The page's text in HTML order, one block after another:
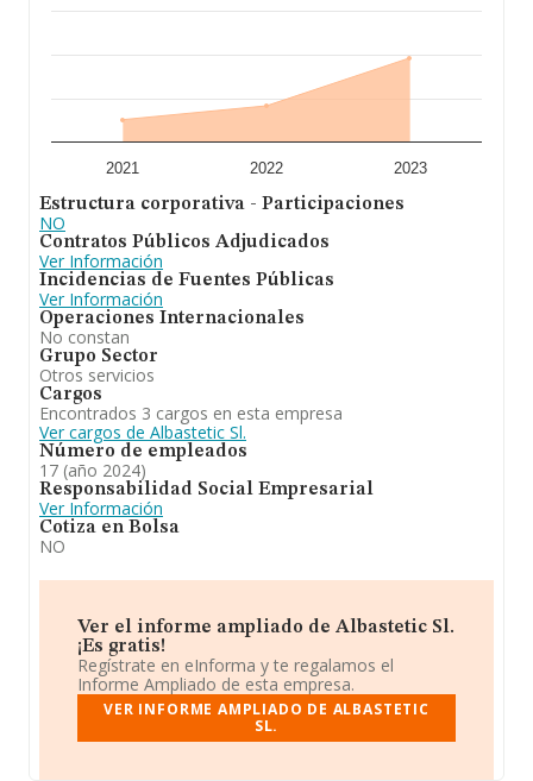
2021 2022 2023
Estructura corporativa - Participaciones
NO
Contratos Públicos Adjudicados
Ver Información
Incidencias de Fuentes Públicas
Ver Información
Operaciones Internacionales
No constan
Grupo Sector
Otros servicios
Cargos
Encontrados 3 cargos en esta empresa
Ver cargos de Albastetic Sl.
Número de empleados
17 (año 2024)
Responsabilidad Social Empresarial
Ver Información
Cotiza en Bolsa
NO
Ver el informe ampliado de Albastetic Sl.
¡Es gratis!
Regístrate en eInforma y te regalamos el
Informe Ampliado de esta empresa.
VER INFORME AMPLIADO DE ALBASTETIC
SL.